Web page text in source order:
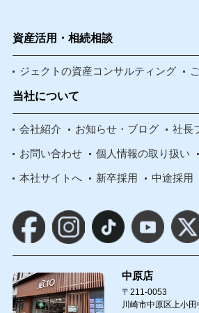
資産活用・相続相談
ジェクトの資産コンサルティング
当社について
会社紹介 お知らせ・ブログ 社長
お問い合わせ 個人情報の取り扱い
本社サイトへ 新卒採用 中途採用
中原店
〒211-0053
川崎市中原区上小